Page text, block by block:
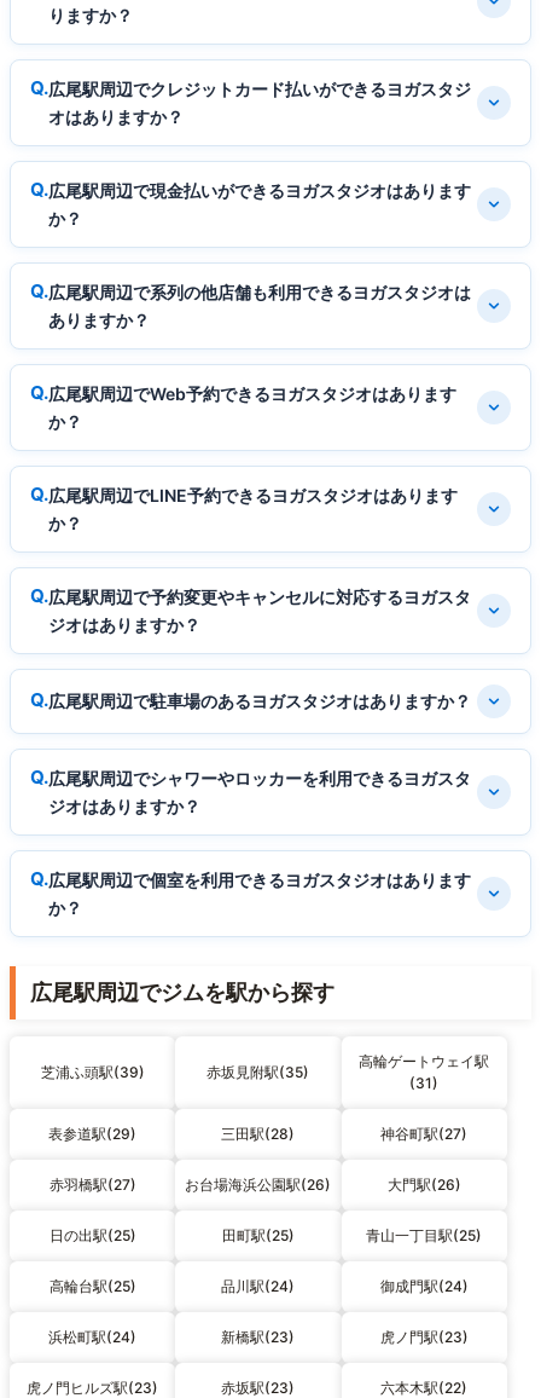
りますか？
広尾駅周辺でクレジットカード払いができるヨガスタジ
オはありますか？
広尾駅周辺で現金払いができるヨガスタジオはあります
か？
広尾駅周辺で系列の他店舗も利用できるヨガスタジオは
ありますか？
広尾駅周辺でWeb予約できるヨガスタジオはあります
か？
広尾駅周辺でLINE予約できるヨガスタジオはあります
か？
広尾駅周辺で予約変更やキャンセルに対応するヨガスタ
ジオはありますか？
広尾駅周辺で駐車場のあるヨガスタジオはありますか？
広尾駅周辺でシャワーやロッカーを利用できるヨガスタ
ジオはありますか？
広尾駅周辺で個室を利用できるヨガスタジオはあります
か？
広尾駅周辺でジムを駅から探す
芝浦ふ頭駅(39) 赤坂見附駅(35)
高輪ゲートウェイ駅
(31)
表参道駅(29) 三田駅(28) 神谷町駅(27)
赤羽橋駅(27) お台場海浜公園駅(26) 大門駅(26)
日の出駅(25) 田町駅(25) 青山一丁目駅(25)
高輪台駅(25) 品川駅(24) 御成門駅(24)
浜松町駅(24) 新橋駅(23) 虎ノ門駅(23)
虎ノ門ヒルズ駅(23) 赤坂駅(23) 六本木駅(22)